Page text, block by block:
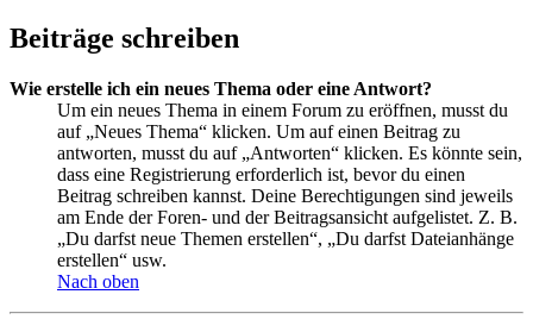
Beiträge schreiben
Wie erstelle ich ein neues Thema oder eine Antwort?
Um ein neues Thema in einem Forum zu eröffnen, musst du
auf „Neues Thema“ klicken. Um auf einen Beitrag zu
antworten, musst du auf „Antworten“ klicken. Es könnte sein,
dass eine Registrierung erforderlich ist, bevor du einen
Beitrag schreiben kannst. Deine Berechtigungen sind jeweils
am Ende der Foren- und der Beitragsansicht aufgelistet. Z. B.
„Du darfst neue Themen erstellen“, „Du darfst Dateianhänge
erstellen“ usw.
Nach oben